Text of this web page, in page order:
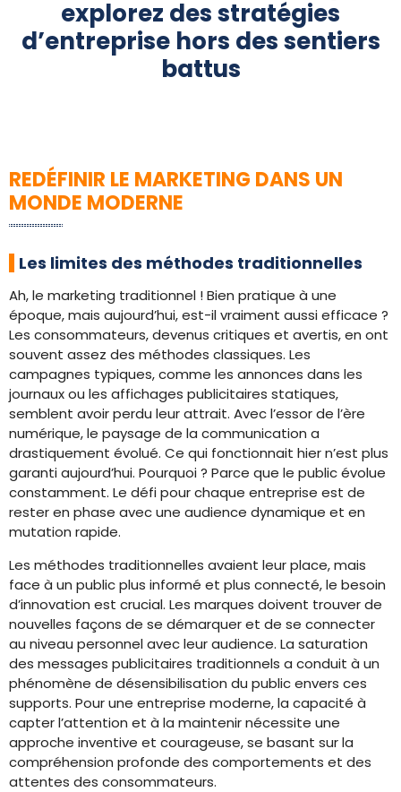
explorez des stratégies
d’entreprise hors des sentiers
battus
REDÉFINIR LE MARKETING DANS UN
MONDE MODERNE
Les limites des méthodes traditionnelles
Ah, le marketing traditionnel ! Bien pratique à une
époque, mais aujourd’hui, est-il vraiment aussi efficace ?
Les consommateurs, devenus critiques et avertis, en ont
souvent assez des méthodes classiques. Les
campagnes typiques, comme les annonces dans les
journaux ou les affichages publicitaires statiques,
semblent avoir perdu leur attrait. Avec l’essor de l’ère
numérique, le paysage de la communication a
drastiquement évolué. Ce qui fonctionnait hier n’est plus
garanti aujourd’hui. Pourquoi ? Parce que le public évolue
constamment. Le défi pour chaque entreprise est de
rester en phase avec une audience dynamique et en
mutation rapide.
Les méthodes traditionnelles avaient leur place, mais
face à un public plus informé et plus connecté, le besoin
d’innovation est crucial. Les marques doivent trouver de
nouvelles façons de se démarquer et de se connecter
au niveau personnel avec leur audience. La saturation
des messages publicitaires traditionnels a conduit à un
phénomène de désensibilisation du public envers ces
supports. Pour une entreprise moderne, la capacité à
capter l’attention et à la maintenir nécessite une
approche inventive et courageuse, se basant sur la
compréhension profonde des comportements et des
attentes des consommateurs.